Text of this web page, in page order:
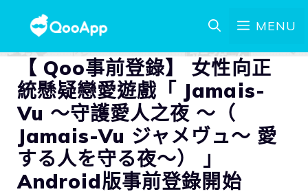
MENU
【 Qoo事前登錄】 女性向正
統懸疑戀愛遊戲「 Jamais-
Vu ～守護愛人之夜 ～（
Jamais-Vu ジャメヴュ～ 愛
する人を守る夜～） 」
Android版事前登錄開始